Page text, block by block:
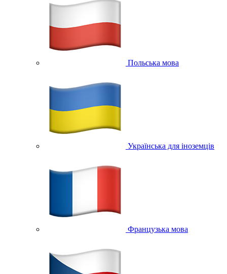
Польська мова
Українська для іноземців
Французька мова